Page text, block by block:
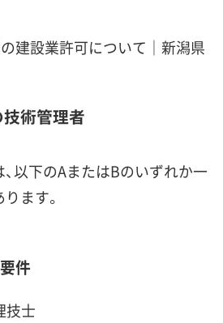
建設業許可について｜新潟県
術管理者
以下のAまたはBのいずれか一
ます。
件
技士